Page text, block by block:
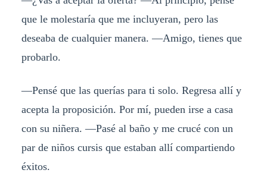
que le molestaría que me incluyeran, pero las
deseaba de cualquier manera. —Amigo, tienes que
probarlo.
—Pensé que las querías para ti solo. Regresa allí y
acepta la proposición. Por mí, pueden irse a casa
con su niñera. —Pasé al baño y me crucé con un
par de niños cursis que estaban allí compartiendo
éxitos.